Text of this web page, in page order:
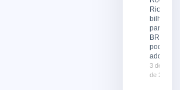
Rio 2026:
bilhetes
para o
BRT já
podem
3 de
de 2026